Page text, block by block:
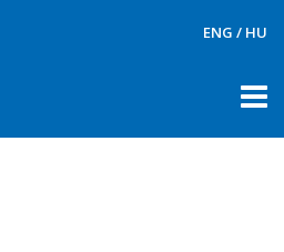
ENG / HU